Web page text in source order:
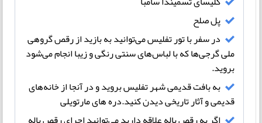
پل صلح
در سفر با تور تفلیس می‌توانید به بازید از رقص گروهی
ملی گرجی‌ها که با لباس‌های سنتی رنگی و زیبا انجام می‌شود
بروید.
به بافت قدیمی شهر تفلیس بروید و در آنجا از خانه‌های
قدیمی و آثار تاریخی دیدن کنید.دره های مارتویلی